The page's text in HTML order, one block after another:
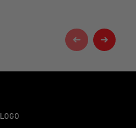
LOGO